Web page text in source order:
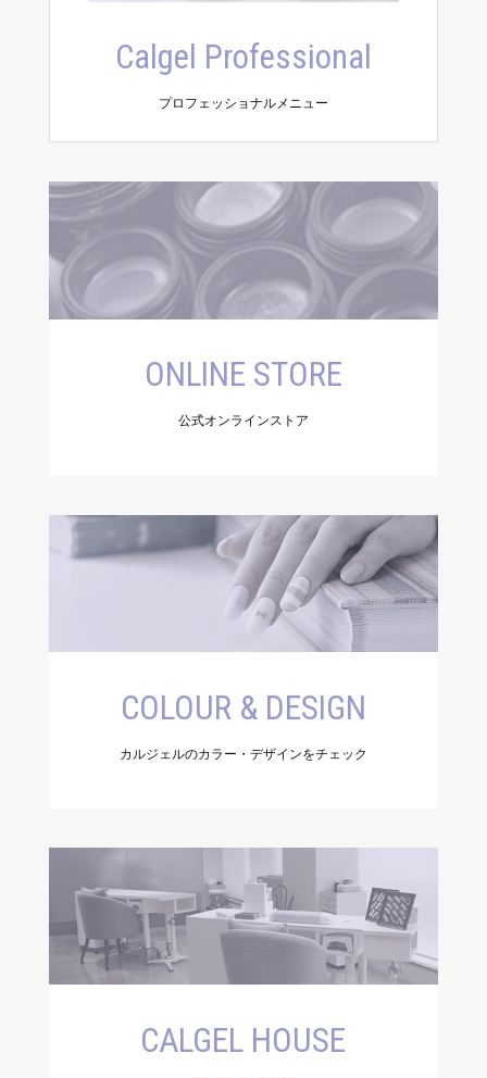
Calgel Professional
プロフェッショナルメニュー
ONLINE STORE
公式オンラインストア
COLOUR & DESIGN
カルジェルのカラー・デザインをチェック
CALGEL HOUSE